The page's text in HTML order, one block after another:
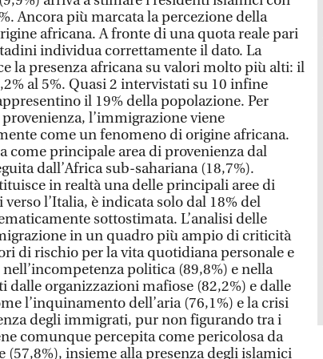
Ancora più marcata la percezione della
africana. A fronte di una quota reale pari
individua correttamente il dato. La
la presenza africana su valori molto più alti: il
al 5%. Quasi 2 intervistati su 10 infine
il 19% della popolazione. Per
l’immigrazione viene
come un fenomeno di origine africana.
come principale area di provenienza dal
dall’Africa sub-sahariana (18,7%).
in realtà una delle principali aree di
l’Italia, è indicata solo dal 18% del
sottostimata. L’analisi delle
in un quadro più ampio di criticità
di rischio per la vita quotidiana personale e
politica (89,8%) e nella
dalle organizzazioni mafiose (82,2%) e dalle
l’inquinamento dell’aria (76,1%) e la crisi
degli immigrati, pur non figurando tra i
comunque percepita come pericolosa da
(57,8%), insieme alla presenza degli islamici